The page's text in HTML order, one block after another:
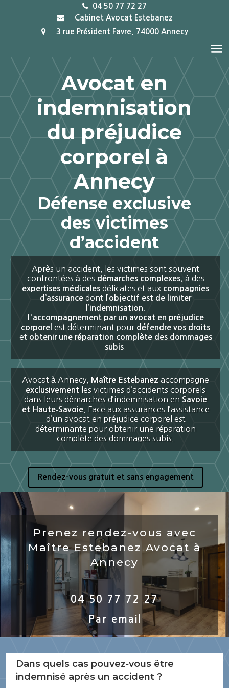
04 50 77 72 27
Cabinet Avocat Estebanez
3 rue Président Favre, 74000 Annecy
Avocat en
indemnisation
du préjudice
corporel à
Annecy
Défense exclusive
des victimes
d’accident
Après un accident, les victimes sont souvent
confrontées à des démarches complexes, à des
expertises médicales délicates et aux compagnies
d’assurance dont l’objectif est de limiter
l’indemnisation
L’accompagnement par un avocat en préjudice
corporel est déterminant pour défendre vos droits
et obtenir une réparation complète des dommages
subis
Avocat à Annecy, Maître Estebanez accompagne
exclusivement les victimes d’accidents corporels
dans leurs démarches d’indemnisation en Savoie
et Haute‑Savoie. Face aux assurances l’assistance
d’un avocat en préjudice corporel est
déterminante pour obtenir une réparation
complète des dommages subis.
Rendez-vous gratuit et sans engagement
Prenez rendez-vous avec
Maître Estebanez Avocat à
Annecy
04 50 77 72 27
Par email
Dans quels cas pouvez‑vous être
indemnisé après un accident ?